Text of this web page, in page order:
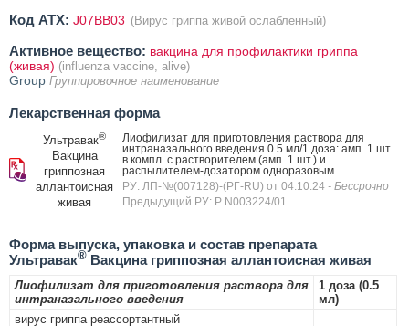
Код ATX: J07BB03 (Вирус гриппа живой ослабленный)
Активное вещество: вакцина для профилактики гриппа
(живая) (influenza vaccine, alive)
Group Группировочное наименование
Лекарственная форма
Ультравак®
Вакцина
гриппозная
аллантоисная
живая
Лиофилизат для приготовления раствора для
интраназального введения 0.5 мл/1 доза: амп. 1 шт.
в компл. с растворителем (амп. 1 шт.) и
распылителем-дозатором одноразовым
РУ: ЛП-№(007128)-(РГ-RU) от 04.10.24 - Бессрочно
Предыдущий РУ: Р N003224/01
Форма выпуска, упаковка и состав препарата
Ультравак® Вакцина гриппозная аллантоисная живая
Лиофилизат для приготовления раствора для
интраназального введения
1 доза (0.5
мл)
вирус гриппа реассортантный